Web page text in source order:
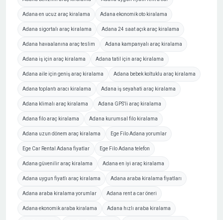
Adana en ucuz araç kiralama Adana ekonomik oto kiralama
Adana sigortalı araç kiralama Adana 24 saat açık araç kiralama
Adana havaalanına araç teslim Adana kampanyalı araç kiralama
Adana iş için araç kiralama Adana tatil için araç kiralama
Adana aile için geniş araç kiralama Adana bebek koltuklu araç kiralama
Adana toplantı aracı kiralama Adana iş seyahati araç kiralama
Adana klimalı araç kiralama Adana GPS'li araç kiralama
Adana filo araç kiralama Adana kurumsal filo kiralama
Adana uzun dönem araç kiralama Ege Filo Adana yorumlar
Ege Car Rental Adana fiyatlar Ege Filo Adana telefon
Adana güvenilir araç kiralama Adana en iyi araç kiralama
Adana uygun fiyatlı araç kiralama Adana araba kiralama fiyatları
Adana araba kiralama yorumlar Adana rent a car öneri
Adana ekonomik araba kiralama Adana hızlı araba kiralama